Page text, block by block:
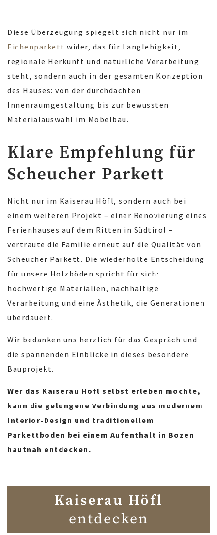
Diese Überzeugung spiegelt sich nicht nur im
Eichenparkett wider, das für Langlebigkeit,
regionale Herkunft und natürliche Verarbeitung
steht, sondern auch in der gesamten Konzeption
des Hauses: von der durchdachten
Innenraumgestaltung bis zur bewussten
Materialauswahl im Möbelbau.
Klare Empfehlung für
Scheucher Parkett
Nicht nur im Kaiserau Höfl, sondern auch bei
einem weiteren Projekt – einer Renovierung eines
Ferienhauses auf dem Ritten in Südtirol –
vertraute die Familie erneut auf die Qualität von
Scheucher Parkett. Die wiederholte Entscheidung
für unsere Holzböden spricht für sich:
hochwertige Materialien, nachhaltige
Verarbeitung und eine Ästhetik, die Generationen
überdauert.
Wir bedanken uns herzlich für das Gespräch und
die spannenden Einblicke in dieses besondere
Bauprojekt.
Wer das Kaiserau Höfl selbst erleben möchte,
kann die gelungene Verbindung aus modernem
Interior-Design und traditionellem
Parkettboden bei einem Aufenthalt in Bozen
hautnah entdecken.
Kaiserau Höfl
entdecken